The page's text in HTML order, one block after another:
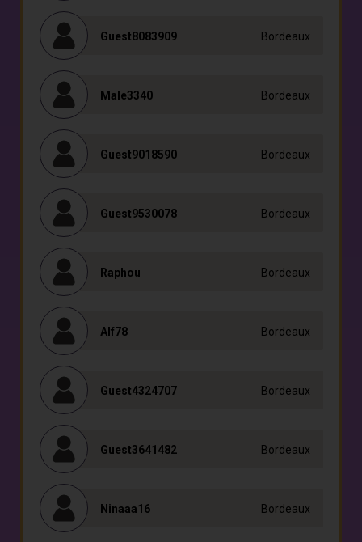
Guest8083909 Bordeaux
Male3340 Bordeaux
Guest9018590 Bordeaux
Guest9530078 Bordeaux
Raphou Bordeaux
Alf78 Bordeaux
Guest4324707 Bordeaux
Guest3641482 Bordeaux
Ninaaa16 Bordeaux